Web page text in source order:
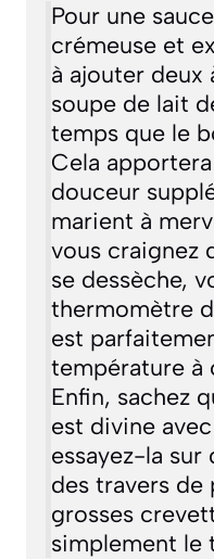
Pour une
crémeuse et
à ajouter deux
soupe de lait
temps que le
Cela
douceur
marient à
vous craignez
se dessèche,
thermomètre
est
température
Enfin, sachez
est divine
essayez-la sur
des travers de
grosses
simplement le